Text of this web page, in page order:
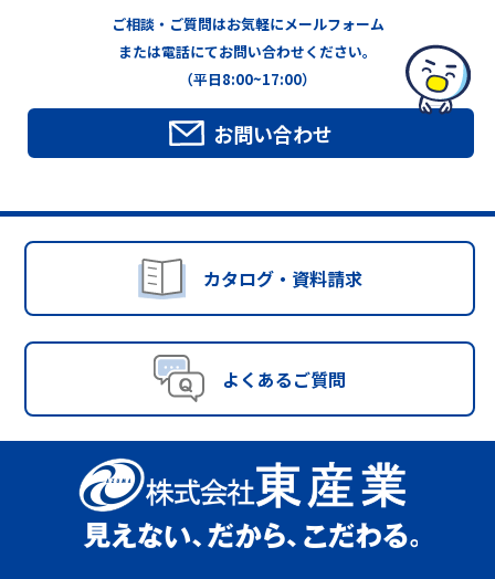
ご相談・ご質問はお気軽にメールフォーム
または電話にてお問い合わせください。
（平日8:00~17:00）
お問い合わせ
カタログ・資料請求
よくあるご質問